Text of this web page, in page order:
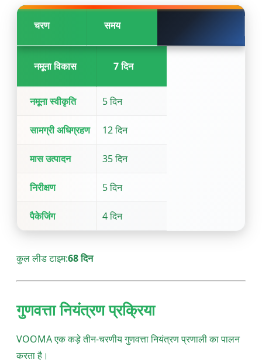
चरण समय
नमूना विकास 7 दिन
नमूना स्वीकृति 5 दिन
सामग्री अधिग्रहण 12 दिन
मास उत्पादन 35 दिन
निरीक्षण 5 दिन
पैकेजिंग 4 दिन
कुल लीड टाइम:68 दिन
गुणवत्ता नियंत्रण प्रक्रिया
VOOMA एक कड़े तीन-चरणीय गुणवत्ता नियंत्रण प्रणाली का पालन
करता है।